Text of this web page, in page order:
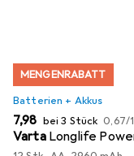
MENGENRABATT
Batterien + Akkus
EUR
7,98 bei 3 Stück EUR
0,67/
Varta Longlife